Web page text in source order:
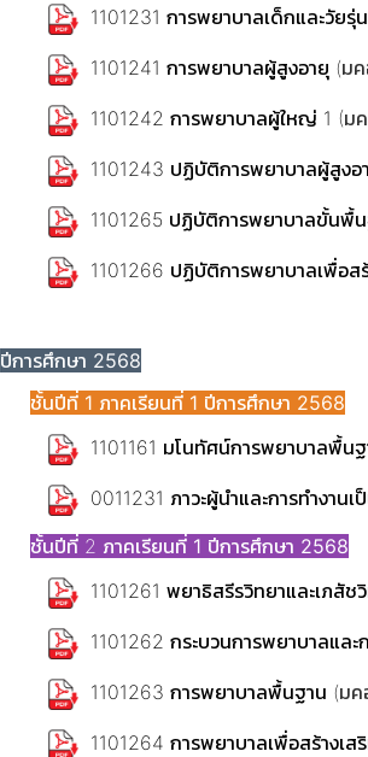
1101231 การพยาบาลเด็กและวัยรุ่น
1101241 การพยาบาลผู้สูงอายุ (ม
1101242 การพยาบาลผู้ใหญ่ 1 (ม
1101243 ปฏิบัติการพยาบาลผู้สูงอ
1101265 ปฏิบัติการพยาบาลขั้นพื้
1101266 ปฏิบัติการพยาบาลเพื่อส
ปีการศึกษา 2568
ชั้นปีที่ 1 ภาคเรียนที่ 1 ปีการศึกษา 2568
1101161 มโนทัศน์การพยาบาลพื้น
0011231 ภาวะผู้นำและการทำงานเ
ชั้นปีที่ 2 ภาคเรียนที่ 1 ปีการศึกษา 2568
1101261 พยาธิสรีรวิทยาและเภสัช
1101262 กระบวนการพยาบาลและ
1101263 การพยาบาลพื้นฐาน (มค
1101264 การพยาบาลเพื่อสร้างเส